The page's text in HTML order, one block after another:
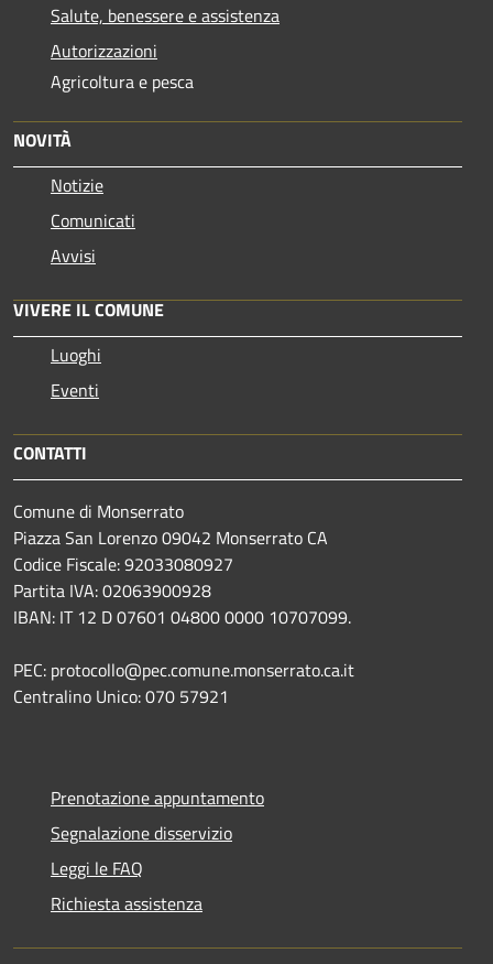
Salute, benessere e assistenza
Autorizzazioni
Agricoltura e pesca
NOVITÀ
Notizie
Comunicati
Avvisi
VIVERE IL COMUNE
Luoghi
Eventi
CONTATTI
Comune di Monserrato
Piazza San Lorenzo 09042 Monserrato CA
Codice Fiscale: 92033080927
Partita IVA: 02063900928
IBAN: IT 12 D 07601 04800 0000 10707099.
PEC: protocollo@pec.comune.monserrato.ca.it
Centralino Unico: 070 57921
Prenotazione appuntamento
Segnalazione disservizio
Leggi le FAQ
Richiesta assistenza